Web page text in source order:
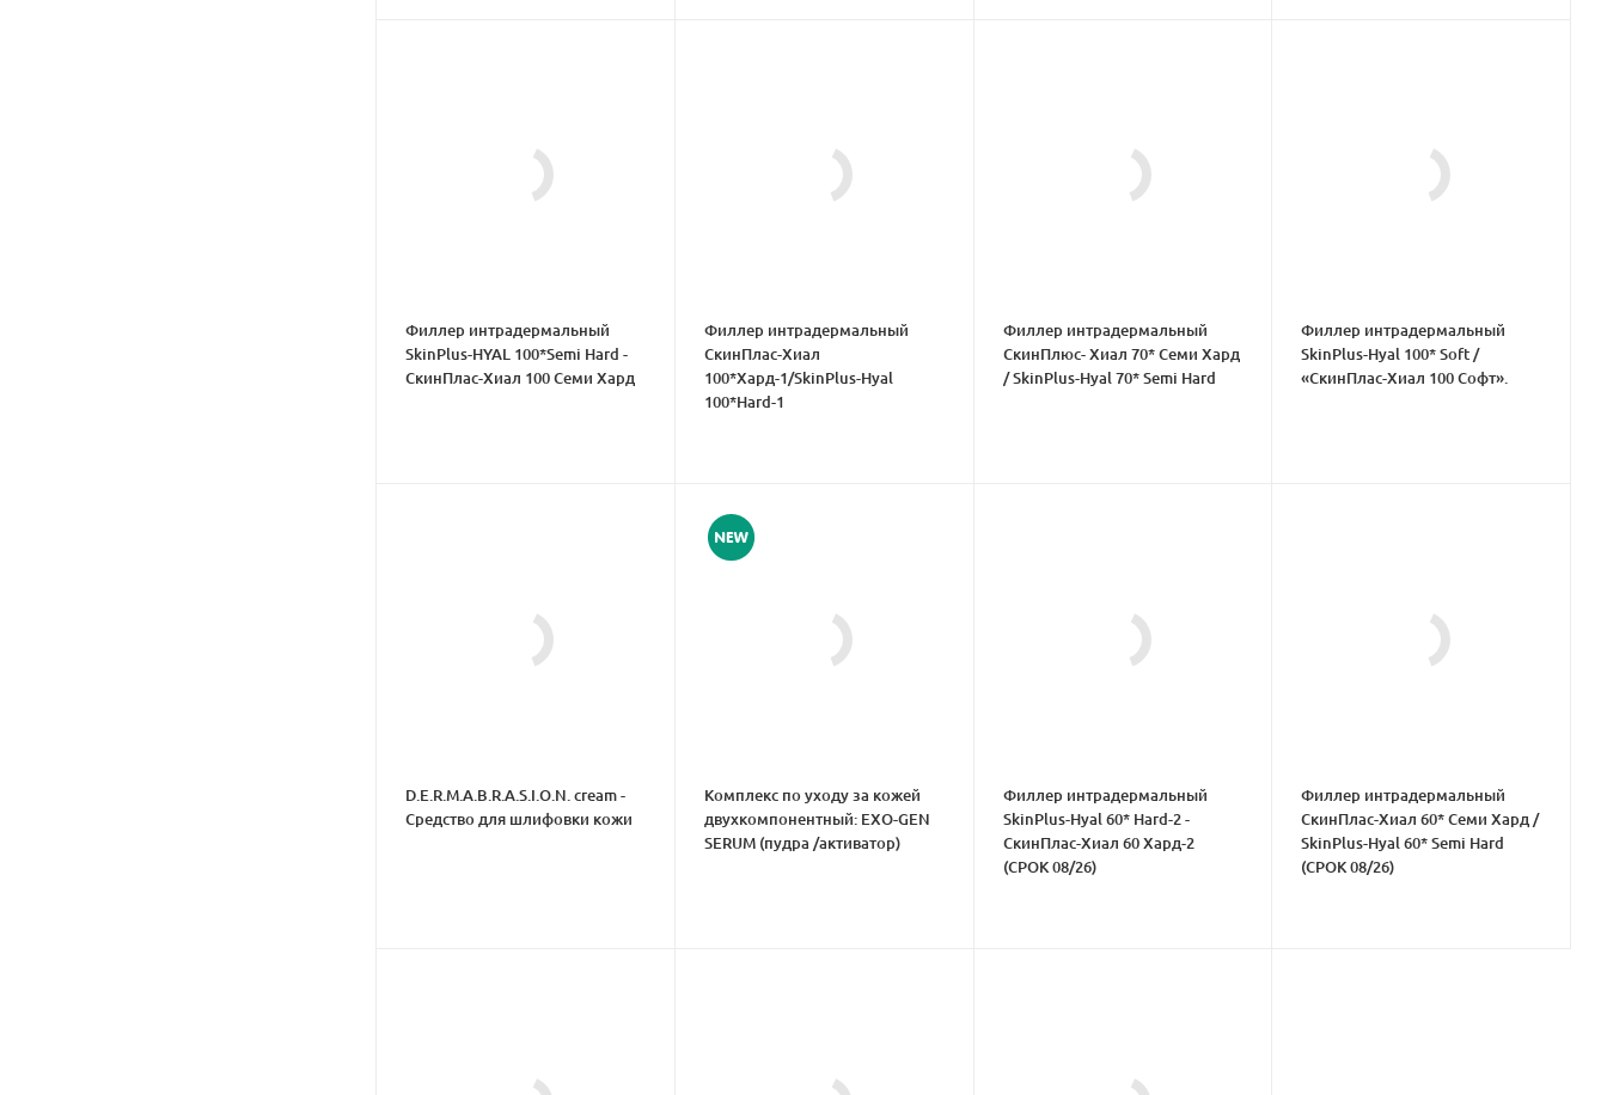
Филлер интрадермальный
SkinPlus-HYAL 100*Semi Hard -
СкинПлас-Хиал 100 Семи Хард
Филлер интрадермальный
СкинПлас-Хиал
100*Хард-1/SkinPlus-Hyal
100*Hard-1
Филлер интрадермальный
СкинПлюс- Хиал 70* Семи Хард
/ SkinPlus-Hyal 70* Semi Hard
Филлер интрадермальный
SkinPlus-Hyal 100* Soft /
«СкинПлас-Хиал 100 Софт».
D.E.R.M.A.B.R.A.S.I.O.N. cream -
Средство для шлифовки кожи
Комплекс по уходу за кожей
двухкомпонентный: EXO-GEN
SERUM (пудра /активатор)
Филлер интрадермальный
SkinPlus-Hyal 60* Hard-2 -
СкинПлас-Хиал 60 Хард-2
(СРОК 08/26)
Филлер интрадермальный
СкинПлас-Хиал 60* Семи Хард /
SkinPlus-Hyal 60* Semi Hard
(СРОК 08/26)